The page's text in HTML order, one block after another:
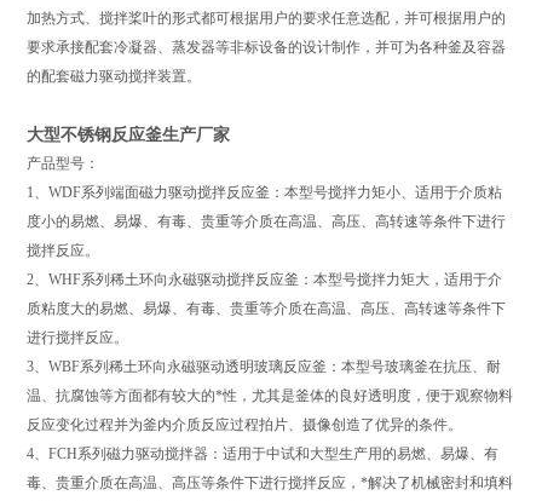
加热方式、搅拌桨叶的形式都可根据用户的要求任意选配，并可根据用户的
要求承接配套冷凝器、蒸发器等非标设备的设计制作，并可为各种釜及容器
的配套磁力驱动搅拌装置。
大型不锈钢反应釜生产厂家
产品型号：
1、WDF系列端面磁力驱动搅拌反应釜：本型号搅拌力矩小、适用于介质粘
度小的易燃、易爆、有毒、贵重等介质在高温、高压、高转速等条件下进行
搅拌反应。
2、WHF系列稀土环向永磁驱动搅拌反应釜：本型号搅拌力矩大，适用于介
质粘度大的易燃、易爆、有毒、贵重等介质在高温、高压、高转速等条件下
进行搅拌反应。
3、WBF系列稀土环向永磁驱动透明玻璃反应釜：本型号玻璃釜在抗压、耐
温、抗腐蚀等方面都有较大的*性，尤其是釜体的良好透明度，便于观察物料
反应变化过程并为釜内介质反应过程拍片、摄像创造了优异的条件。
4、FCH系列磁力驱动搅拌器：适用于中试和大型生产用的易燃、易爆、有
毒、贵重介质在高温、高压等条件下进行搅拌反应，*解决了机械密封和填料